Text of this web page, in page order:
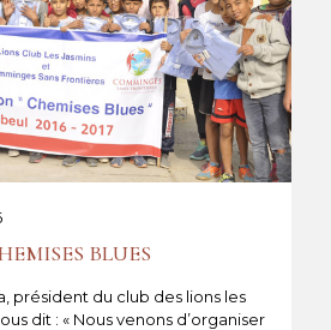
BLUES
président du club des lions les
dit : « Nous venons d’organiser